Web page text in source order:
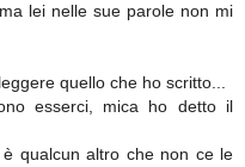
lei nelle sue parole non mi
quello che ho scritto...
esserci, mica ho detto il
qualcun altro che non ce le